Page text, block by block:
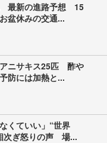
最新の進路予想 15
盆休みの交通...
アニサキス25匹 酢や
防には加熱と...
くていい」“世界
次ぎ怒りの声 場...